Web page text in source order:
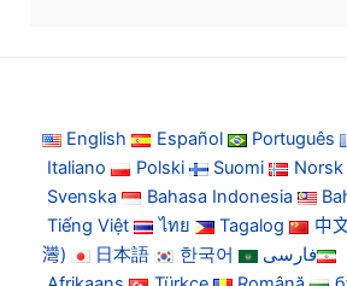
English Español Português
Italiano
Polski Suomi
Norsk
Svenska
Bahasa Indonesia
Tiếng Việt
ไทย Tagalog 中
灣)
日本語 한국어
فارسی